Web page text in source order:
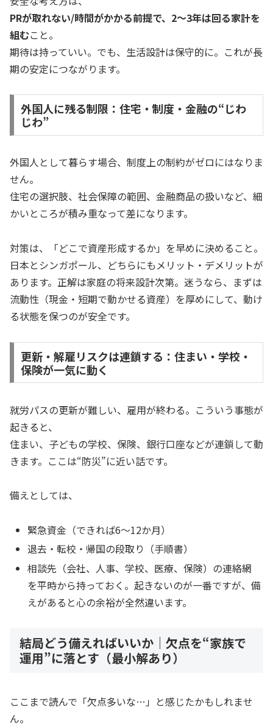
PRが取れない/時間がかかる前提で、2〜3年は回る家計を
組むこと。
期待は持っていい。でも、生活設計は保守的に。これが長
期の安定につながります。
外国人に残る制限：住宅・制度・金融の“じわ
じわ”
外国人として暮らす場合、制度上の制約がゼロにはなりま
せん。
住宅の選択肢、社会保障の範囲、金融商品の扱いなど、細
かいところが積み重なって差になります。
対策は、「どこで資産形成するか」を早めに決めること。
日本とシンガポール、どちらにもメリット・デメリットが
あります。正解は家庭の将来設計次第。迷うなら、まずは
流動性（現金・短期で動かせる資産）を厚めにして、動け
る状態を保つのが安全です。
更新・解雇リスクは連鎖する：住まい・学校・
保険が一気に動く
就労パスの更新が難しい、雇用が終わる。こういう事態が
起きると、
住まい、子どもの学校、保険、銀行口座などが連鎖して動
きます。ここは“防災”に近い話です。
備えとしては、
緊急資金（できれば6〜12か月）
退去・転校・帰国の段取り（手順書）
相談先（会社、人事、学校、医療、保険）の連絡網
を平時から持っておく。起きないのが一番ですが、備
えがあると心の余裕が全然違います。
結局どう備えればいいか｜欠点を“家族で
運用”に落とす（最小解あり）
ここまで読んで「欠点多いな…」と感じたかもしれませ
ん。